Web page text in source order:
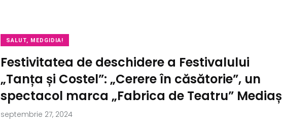
SALUT, MEDGIDIA!
Festivitatea de deschidere a Festivalului
„Tanța și Costel”: „Cerere în căsătorie”, un
spectacol marca „Fabrica de Teatru” Mediaș
septembrie 27, 2024